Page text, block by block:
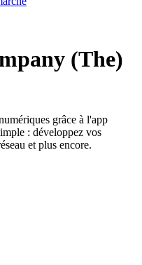
(The)
grâce à l'app
: développez vos
et plus encore.